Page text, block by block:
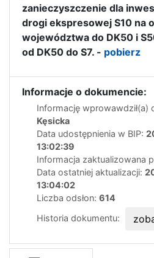
zanieczyszczenie dla
drogi ekspresowej S10 na
województwa do DK50 i
od DK50 do S7. - pobierz
Informacje o dokumencie:
Informację wprowawdził(a)
Kęsicka
Data udostępnienia w BIP:
13:02:39
Informacja zaktualizowana
Data ostatniej aktualizacji:
13:04:02
Liczba odsłon: 614
Historia dokumentu: